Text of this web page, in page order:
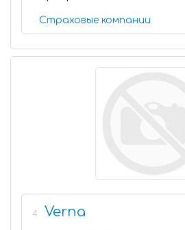
Страховые компании
4 Verna